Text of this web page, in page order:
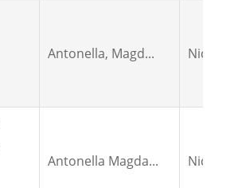
Antonella, Magd... Nicola
Antonella Magda... Nicola